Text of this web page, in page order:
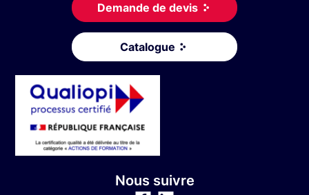
Demande de devis
Catalogue
Nous suivre